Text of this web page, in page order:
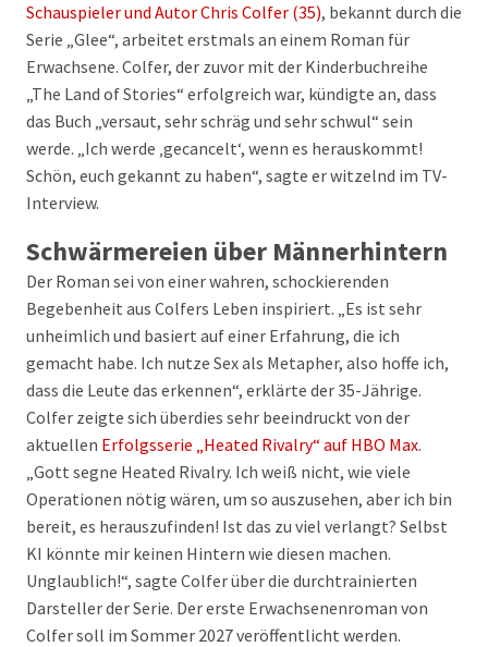
Schauspieler und Autor Chris Colfer (35), bekannt durch die
Serie „Glee“, arbeitet erstmals an einem Roman für
Erwachsene. Colfer, der zuvor mit der Kinderbuchreihe
„The Land of Stories“ erfolgreich war, kündigte an, dass
das Buch „versaut, sehr schräg und sehr schwul“ sein
werde. „Ich werde ‚gecancelt‘, wenn es herauskommt!
Schön, euch gekannt zu haben“, sagte er witzelnd im TV-
Interview.
Schwärmereien über Männerhintern
Der Roman sei von einer wahren, schockierenden
Begebenheit aus Colfers Leben inspiriert. „Es ist sehr
unheimlich und basiert auf einer Erfahrung, die ich
gemacht habe. Ich nutze Sex als Metapher, also hoffe ich,
dass die Leute das erkennen“, erklärte der 35-Jährige.
Colfer zeigte sich überdies sehr beeindruckt von der
aktuellen Erfolgsserie „Heated Rivalry“ auf HBO Max.
„Gott segne Heated Rivalry. Ich weiß nicht, wie viele
Operationen nötig wären, um so auszusehen, aber ich bin
bereit, es herauszufinden! Ist das zu viel verlangt? Selbst
KI könnte mir keinen Hintern wie diesen machen.
Unglaublich!“, sagte Colfer über die durchtrainierten
Darsteller der Serie. Der erste Erwachsenenroman von
Colfer soll im Sommer 2027 veröffentlicht werden.